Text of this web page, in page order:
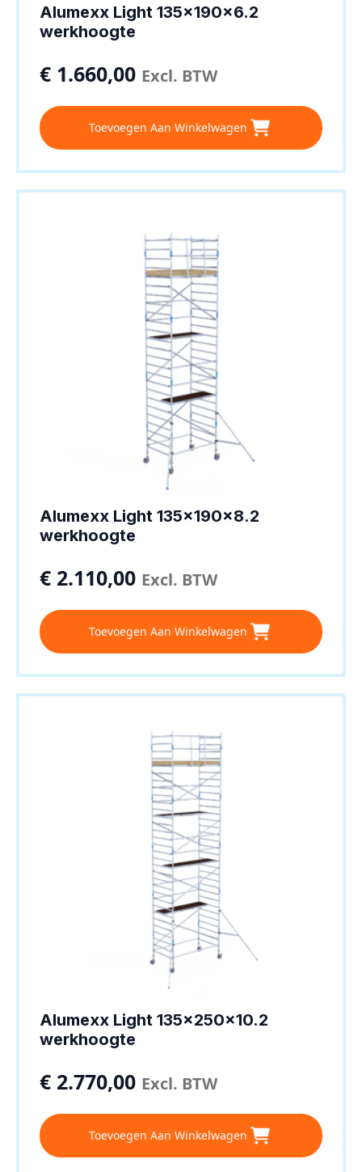
Alumexx Light 135x190x6.2
werkhoogte
€ 1.660,00 Excl. BTW
Toevoegen Aan Winkelwagen
Alumexx Light 135x190x8.2
werkhoogte
€ 2.110,00 Excl. BTW
Toevoegen Aan Winkelwagen
Alumexx Light 135x250x10.2
werkhoogte
€ 2.770,00 Excl. BTW
Toevoegen Aan Winkelwagen